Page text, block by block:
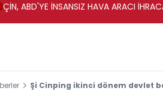
ÇİN, ABD'YE İNSANSIZ HAVA ARACI
Şi Cinping ikinci dönem devlet